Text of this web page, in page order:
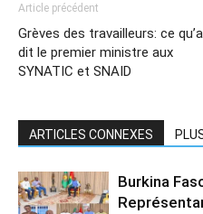
Article précédent
Grèves des travailleurs: ce qu’a
dit le premier ministre aux
SYNATIC et SNAID
ARTICLES CONNEXES
Burkina